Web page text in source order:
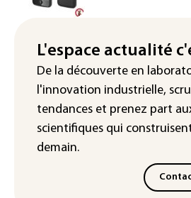
Enquête ouverte après la
d'Intermarché
La Slovaquie enregistre
absolu de 42,2°C (services
météorologiques)
L'espace actualité
De la découverte en
l'innovation industrielle,
tendances et prenez part
scientifiques qui
demain.